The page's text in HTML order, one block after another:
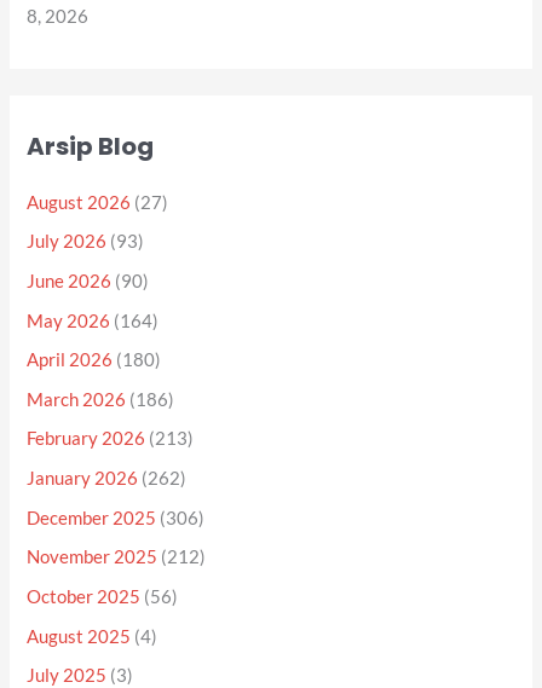
8, 2026
Arsip Blog
August 2026 (27)
July 2026 (93)
June 2026 (90)
May 2026 (164)
April 2026 (180)
March 2026 (186)
February 2026 (213)
January 2026 (262)
December 2025 (306)
November 2025 (212)
October 2025 (56)
August 2025 (4)
July 2025 (3)